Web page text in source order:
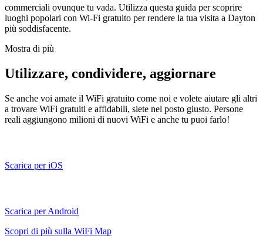
commerciali ovunque tu vada. Utilizza questa guida per scoprire
luoghi popolari con Wi-Fi gratuito per rendere la tua visita a Dayton
più soddisfacente.
Mostra di più
Utilizzare, condividere, aggiornare
Se anche voi amate il WiFi gratuito come noi e volete aiutare gli altri
a trovare WiFi gratuiti e affidabili, siete nel posto giusto. Persone
reali aggiungono milioni di nuovi WiFi e anche tu puoi farlo!
Scarica per iOS
Scarica per Android
Scopri di più sulla WiFi Map